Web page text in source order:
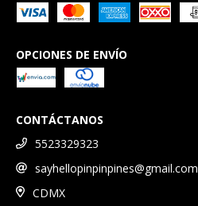
OPCIONES DE ENVÍO
CONTÁCTANOS
5523329323
sayhellopinpinpines@gmail.com
CDMX